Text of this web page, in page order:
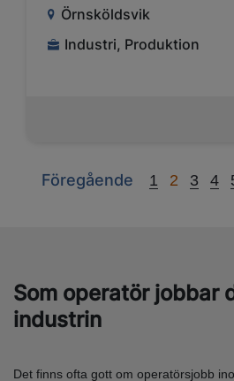
Örnsköldsvik
Industri, Produktion
Föregående
Previous 1 2 3 4
Som operatör jobbar
industrin
Det finns ofta gott om operatörsjobb